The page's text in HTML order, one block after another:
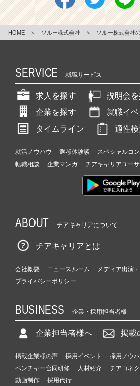
チ
ー・
成
ら
ス
届
く
就
サ
チ
キ
リ
e
r
a
r
HOME ＞ ソルー株式会社 ＞ ソルー株式会社
SERVICE 就職サービス
求人を探す
説明会
企業を探す
就職イ
タイムライン
適性
就活ノウハウ 選考体験談 スペシャルコ
転職相談
企業マンガ チアキャリアユー
ABOUT チアキャリアについて
チアキャリアとは
会社概要 ニュースルーム
メディア出演
プライバシーポリシー
BUSINESS 企業・採用担当者様
企業担当者様へ 掲載
掲載企業様の声 採用イベント 採用ノウ
ベンチャー合同研修
人材紹介 チアコネ
動画制作
採用代行